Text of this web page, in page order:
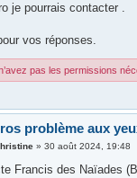
je pourrais contacter .
vos réponses.
pas les permissions
problème aux
»30 août 2024, 19:48
Francis des Naïades